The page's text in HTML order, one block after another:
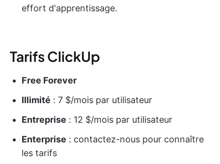
effort d'apprentissage.
Tarifs ClickUp
Free Forever
Illimité : 7 $/mois par utilisateur
Entreprise : 12 $/mois par utilisateur
Enterprise : contactez-nous pour connaître
les tarifs